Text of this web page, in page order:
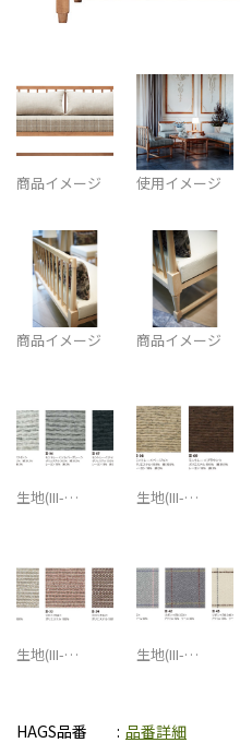
商品イメージ 使用イメージ
商品イメージ 商品イメージ
生地(III-… 生地(III-…
生地(III-… 生地(III-…
HAGS品番
品番詳細